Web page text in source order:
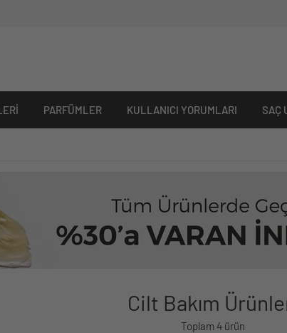
PARFÜMLER KULLANICI YORUMLARI SAÇ
Cilt Bakım
Toplam 4 ürün